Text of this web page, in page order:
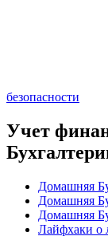
безопасности
Учет
Домашняя
Домашняя
Домашняя
Лайфхаки о